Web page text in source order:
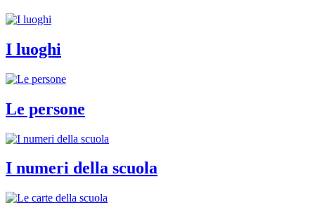
I luoghi
Le persone
I numeri della scuola